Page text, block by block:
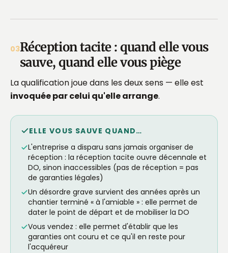
03Réception tacite : quand elle vous
sauve, quand elle vous piège
La qualification joue dans les deux sens — elle est
invoquée par celui qu'elle arrange.
ELLE VOUS SAUVE QUAND…
L'entreprise a disparu sans jamais organiser de
réception : la réception tacite ouvre décennale et
DO, sinon inaccessibles (pas de réception = pas
de garanties légales)
Un désordre grave survient des années après un
chantier terminé « à l'amiable » : elle permet de
dater le point de départ et de mobiliser la DO
Vous vendez : elle permet d'établir que les
garanties ont couru et ce qu'il en reste pour
l'acquéreur